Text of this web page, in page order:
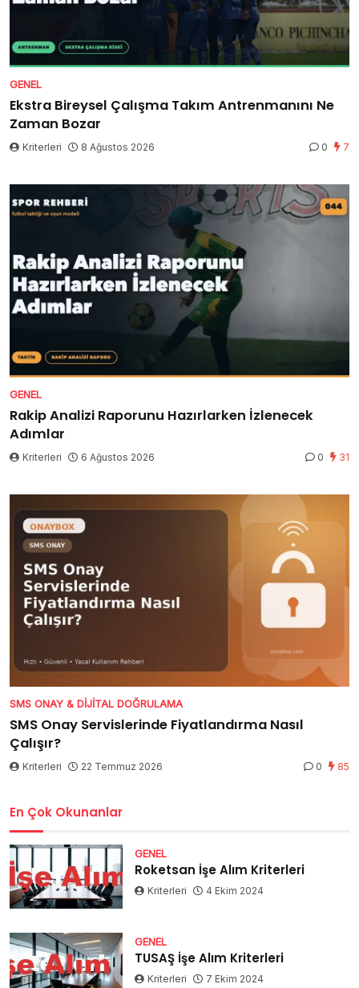
GENEL
Ekstra Bireysel Çalışma Takım Antrenmanını Ne
Zaman Bozar
Kriterleri 8 Ağustos 2026 0 7
GENEL
Rakip Analizi Raporunu Hazırlarken İzlenecek
Adımlar
Kriterleri 6 Ağustos 2026 0 31
SMS ONAY & DIJITAL DOĞRULAMA
SMS Onay Servislerinde Fiyatlandırma Nasıl
Çalışır?
Kriterleri 22 Temmuz 2026 0 85
En Çok Okunanlar
GENEL
Roketsan İşe Alım Kriterleri
Kriterleri 4 Ekim 2024
GENEL
TUSAŞ İşe Alım Kriterleri
Kriterleri 7 Ekim 2024